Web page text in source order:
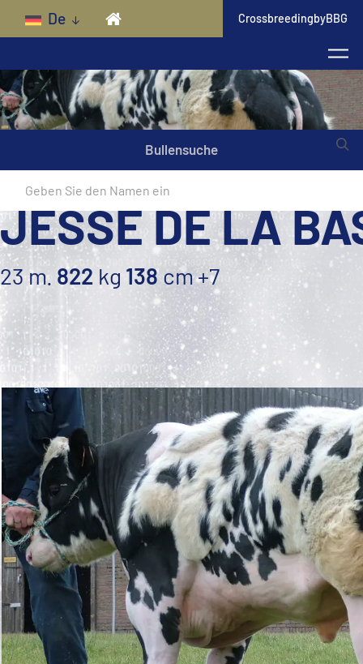
Skip to main content
De CrossbreedingbyBBG
Bullensuche
JESSE DE LA
23 m. 822 kg 138 cm+7